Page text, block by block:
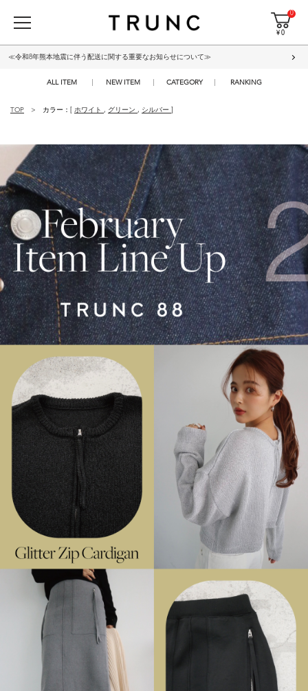
0
¥ 0
≪令和8年熊本地震に伴う配送に関する重要なお知らせについて≫
ALL ITEM NEW ITEM CATEGORY RANKING
TOP カラー：[ ホワイト , グリーン , シルバー